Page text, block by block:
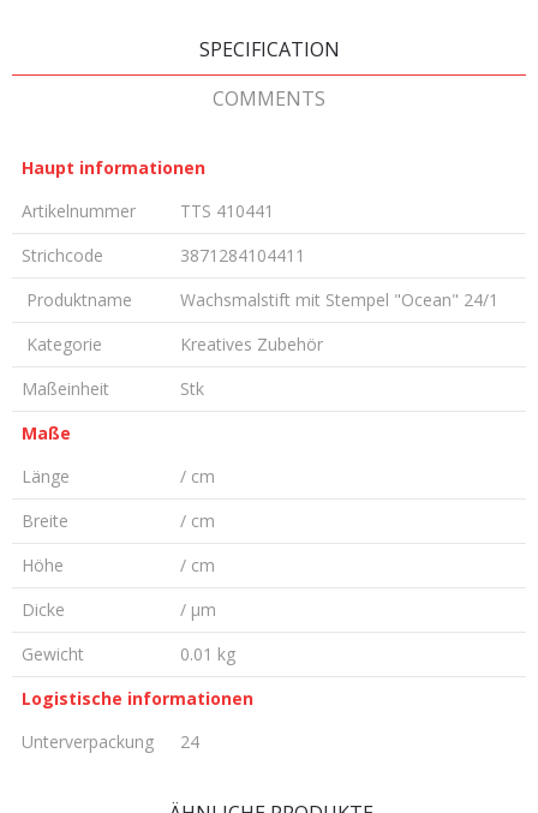
SPECIFICATION
COMMENTS
Haupt informationen
Artikelnummer
TTS 410441
Strichcode
3871284104411
Produktname
Wachsmalstift mit Stempel "Ocean" 24/1
Kategorie
Kreatives Zubehör
Maßeinheit
Stk
Maße
Länge
/ cm
Breite
/ cm
Höhe
/ cm
Dicke
/ µm
Gewicht
0.01 kg
Logistische informationen
Unterverpackung
24